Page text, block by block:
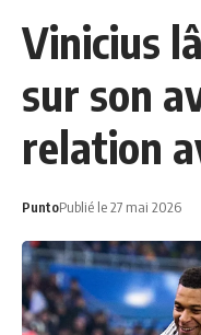
Vinicius
sur son
relation
PuntoPublié le 27 mai 2026